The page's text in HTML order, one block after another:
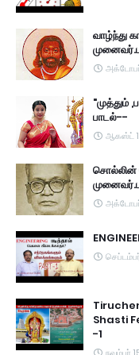
வாழ்ந்து
"முத்தும்
பாடல்--
ஆகஸ்ட்
சொல்லின்
Shasti
-1